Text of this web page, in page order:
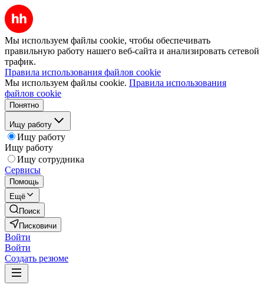
Мы используем файлы cookie, чтобы обеспечивать
правильную работу нашего веб-сайта и анализировать сетевой
трафик.
Правила использования файлов cookie
Мы используем файлы cookie. Правила использования
файлов cookie
Понятно
Ищу работу
Ищу работу
Ищу работу
Ищу сотрудника
Сервисы
Помощь
Ещё
Поиск
Писковичи
Войти
Войти
Создать резюме